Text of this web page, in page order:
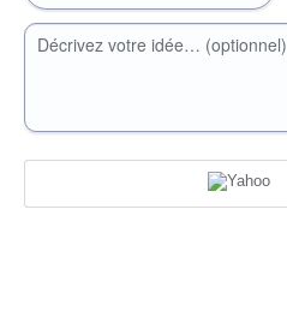
Décrivez votre idée… (optionnel)